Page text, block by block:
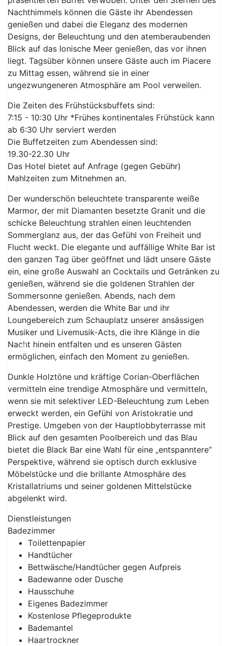
Previous
Nachthimmels können die Gäste ihr Abendessen
genießen und dabei die Eleganz des modernen
Designs, der Beleuchtung und den atemberaubenden
Blick auf das Ionische Meer genießen, das vor ihnen
liegt. Tagsüber können unsere Gäste auch im Piacere
zu Mittag essen, während sie in einer
ungezwungeneren Atmosphäre am Pool verweilen.
Die Zeiten des Frühstücksbuffets sind:
7:15 - 10:30 Uhr *Frühes kontinentales Frühstück kann
ab 6:30 Uhr serviert werden
Die Buffetzeiten zum Abendessen sind:
19.30-22.30 Uhr
Das Hotel bietet auf Anfrage (gegen Gebühr)
Mahlzeiten zum Mitnehmen an.
Der wunderschön beleuchtete transparente weiße
Marmor, der mit Diamanten besetzte Granit und die
schicke Beleuchtung strahlen einen leuchtenden
Sommerglanz aus, der das Gefühl von Freiheit und
Flucht weckt. Die elegante und auffällige White Bar ist
den ganzen Tag über geöffnet und lädt unsere Gäste
ein, eine große Auswahl an Cocktails und Getränken zu
genießen, während sie die goldenen Strahlen der
Sommersonne genießen. Abends, nach dem
Abendessen, werden die White Bar und ihr
Loungebereich zum Schauplatz unserer ansässigen
Musiker und Livemusik-Acts, die ihre Klänge in die
Nacht hinein entfalten und es unseren Gästen
ermöglichen, einfach den Moment zu genießen.
Dunkle Holztöne und kräftige Corian-Oberflächen
vermitteln eine trendige Atmosphäre und vermitteln,
wenn sie mit selektiver LED-Beleuchtung zum Leben
erweckt werden, ein Gefühl von Aristokratie und
Prestige. Umgeben von der Hauptlobbyterrasse mit
Blick auf den gesamten Poolbereich und das Blau
bietet die Black Bar eine Wahl für eine „entspanntere“
Perspektive, während sie optisch durch exklusive
Möbelstücke und die brillante Atmosphäre des
Kristallatriums und seiner goldenen Mittelstücke
abgelenkt wird.
Dienstleistungen
Badezimmer
Toilettenpapier
Handtücher
Bettwäsche/Handtücher gegen Aufpreis
Badewanne oder Dusche
Hausschuhe
Eigenes Badezimmer
Kostenlose Pflegeprodukte
Bademantel
Haartrockner